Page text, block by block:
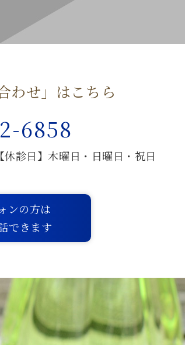
わせ」はこちら
6858
診日】木曜日・日曜日・祝日
ンの方は
できます